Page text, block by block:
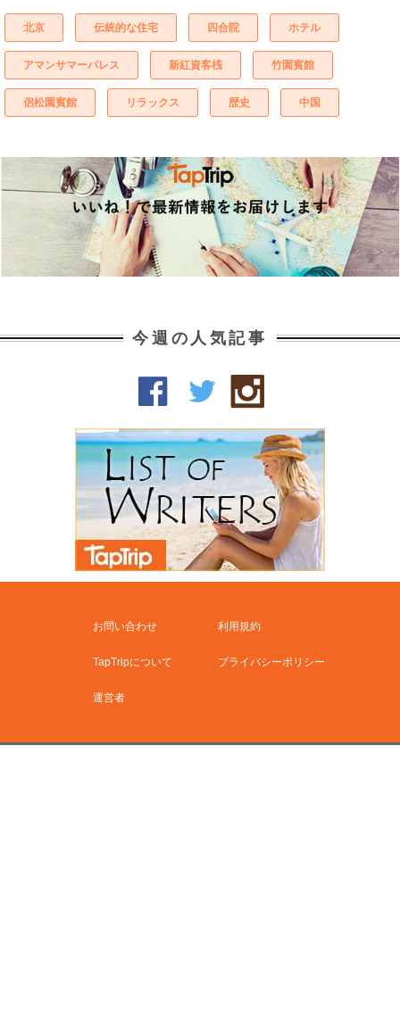
北京 伝統的な住宅 四合院 ホテル
アマンサマーパレス 新紅資客桟 竹園賓館
侶松園賓館 リラックス 歴史 中国
今週の人気記事
お問い合わせ 利用規約
TapTripについて プライバシーポリシー
運営者